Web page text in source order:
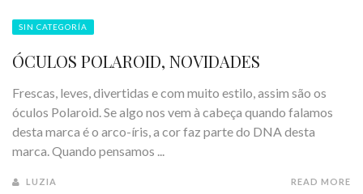
SIN CATEGORÍA
ÓCULOS POLAROID, NOVIDADES
Frescas, leves, divertidas e com muito estilo, assim são os
óculos Polaroid. Se algo nos vem à cabeça quando falamos
desta marca é o arco-íris, a cor faz parte do DNA desta
marca. Quando pensamos ...
LUZIA READ MORE